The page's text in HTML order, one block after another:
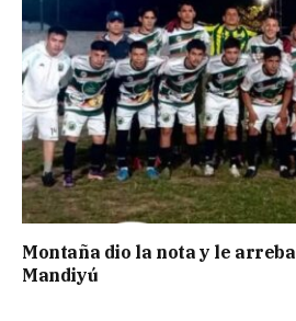
Montaña dio la nota y le
Mandiyú